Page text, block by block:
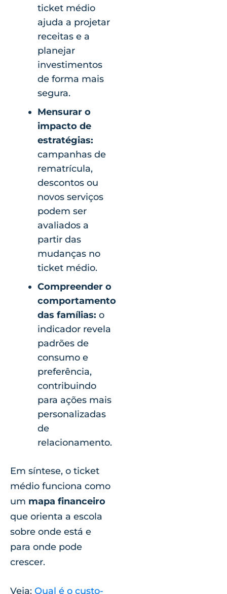
ticket médio
ajuda a projetar
receitas e a
planejar
investimentos
de forma mais
segura.
Mensurar o
impacto de
estratégias:
campanhas de
rematrícula,
descontos ou
novos serviços
podem ser
avaliados a
partir das
mudanças no
ticket médio.
Compreender o
comportamento
das famílias: o
indicador revela
padrões de
consumo e
preferência,
contribuindo
para ações mais
personalizadas
de
relacionamento.
Em síntese, o ticket
médio funciona como
um mapa financeiro
que orienta a escola
sobre onde está e
para onde pode
crescer.
Veja: Qual é o custo-